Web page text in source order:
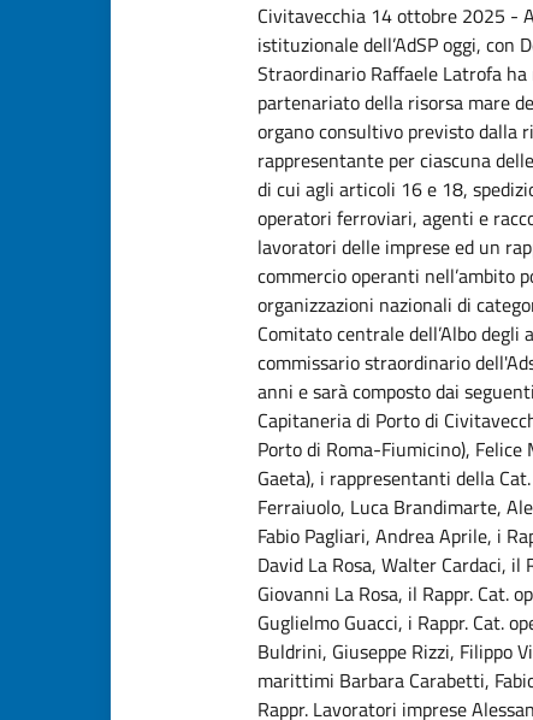
Civitavecchia 14 ottobre 2025 -
istituzionale dell’AdSP oggi,
Straordinario Raffaele Latrofa
partenariato della risorsa mare
organo consultivo previsto dalla
rappresentante per ciascuna
di cui agli articoli 16 e 18,
operatori ferroviari, agenti e
lavoratori delle imprese ed un
commercio operanti nell’ambito
organizzazioni nazionali di
Comitato centrale dell’Albo
commissario straordinario
anni e sarà composto dai
Capitaneria di Porto di
Porto di Roma-Fiumicino),
Gaeta), i rappresentanti della
Ferraiuolo, Luca Brandimarte,
Fabio Pagliari, Andrea Aprile, i
David La Rosa, Walter Cardaci, il
Giovanni La Rosa, il Rappr. Cat.
Guglielmo Guacci, i Rappr. Cat.
Buldrini, Giuseppe Rizzi, Filippo
marittimi Barbara Carabetti,
Rappr. Lavoratori imprese